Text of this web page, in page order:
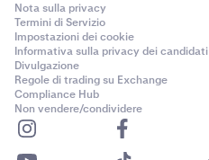
Nota sulla privacy
Termini di Servizio
Impostazioni dei cookie
Informativa sulla privacy dei candidati
Divulgazione
Regole di trading su Exchange
Compliance Hub
Non vendere/condividere